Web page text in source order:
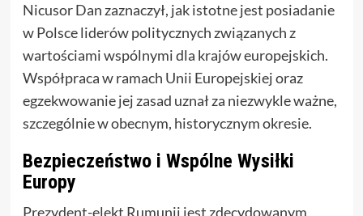
Nicusor Dan zaznaczył, jak istotne jest posiadanie
w Polsce liderów politycznych związanych z
wartościami wspólnymi dla krajów europejskich.
Współpraca w ramach Unii Europejskiej oraz
egzekwowanie jej zasad uznał za niezwykle ważne,
szczególnie w obecnym, historycznym okresie.
Bezpieczeństwo i Wspólne Wysiłki
Europy
Prezydent-elekt Rumunii jest zdecydowanym